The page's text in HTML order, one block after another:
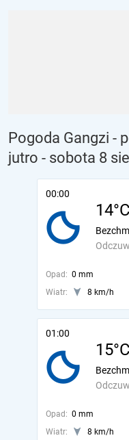
Pogoda Gangzi -
jutro - sobota 8
00:00
14°C
Opad: 0 mm
Wiatr:
8 km/h
01:00
15°C
Opad: 0 mm
Wiatr:
8 km/h